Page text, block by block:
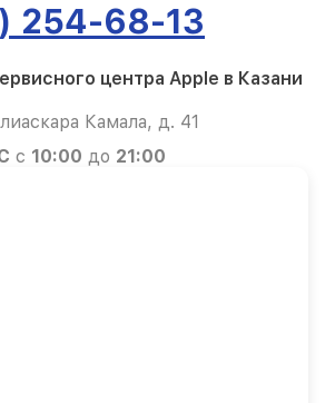
254-68-13
центра Apple в Казани
Камала, д. 41
с 10:00 до 21:00